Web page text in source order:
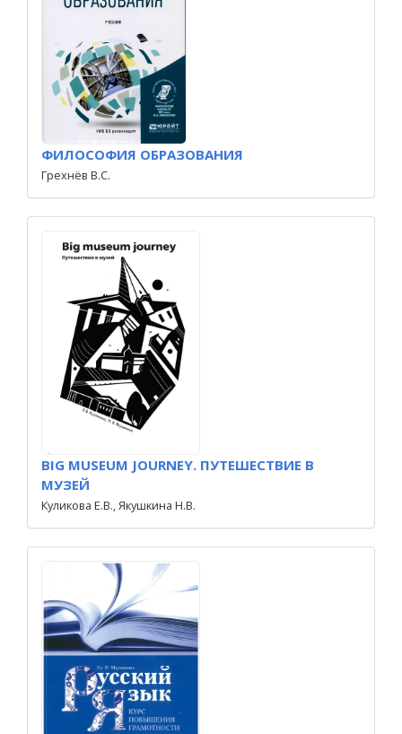
ФИЛОСОФИЯ ОБРАЗОВАНИЯ
Грехнёв В.С.
BIG MUSEUM JOURNEY. ПУТЕШЕСТВИЕ В
МУЗЕЙ
Куликова Е.В., Якушкина Н.В.